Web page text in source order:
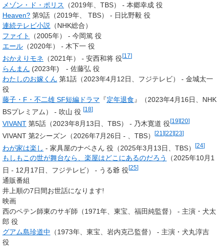
メゾン・ド・ポリス
（2019年、TBS） - 本郷幸成 役
Heaven? 第9話（2019年、 TBS） - 日比野毅 役
連続テレビ小説
（NHK総合）
ファイト
（2005年） - 今岡篤 役
エール （2020年） - 木下一 役
おかえりモネ （2021年） - 安西和将 役[17]
らんまん (2023年) - 佐藤弘 役
わたしのお嫁くん 第1話（2023年4月12日、フジテレビ） - 金城太一
役
藤子・F・不二雄 SF短編ドラマ 『定年退食 』（2023年4月16日、NHK
BSプレミアム） - 吹山 役 [18]
VIVANT 第5話（2023年8月13日、TBS） - 乃木寛道 役[19][20]
VIVANT 第2シーズン（2026年7月26日 - 、TBS） [21 ][22][23]
わが家は楽し - 家具屋のナベさん 役（2025年3月13日、TBS） [24]
もしもこの世が舞台なら、楽屋はどこにあるのだろう
（2025年10月1
日 ‐ 12月17日、フジテレビ） - うる爺 役[25]
通販番組
井上順の7日間お世話になります!
映画
西のペテン師東のサギ師（1971年、東宝、福田純監督） - 主演・犬太
郎 役
グアム島珍道中 （1973年、東宝、岩内克己監督） - 主演・犬丸淳吉
役